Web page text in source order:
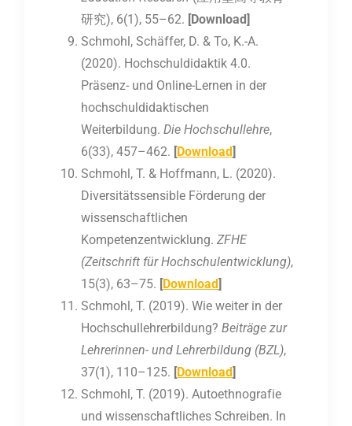
研究), 6(1), 55–62. [Download]
Schmohl, Schäffer, D. & To, K.-A.
(2020). Hochschuldidaktik 4.0.
Präsenz- und Online-Lernen in der
hochschuldidaktischen
Weiterbildung.Die Hochschullehre,
6(33), 457–462. [Download]
Schmohl, T. & Hoffmann, L. (2020).
Diversitätssensible Förderung der
wissenschaftlichen
Kompetenzentwicklung.ZFHE
(Zeitschrift für Hochschulentwicklung),
15(3), 63–75. [Download]
Schmohl, T. (2019). Wie weiter in der
Hochschullehrerbildung?Beiträge zur
Lehrerinnen- und Lehrerbildung (BZL),
37(1), 110–125. [Download]
Schmohl, T. (2019). Autoethnografie
und wissenschaftliches Schreiben. In